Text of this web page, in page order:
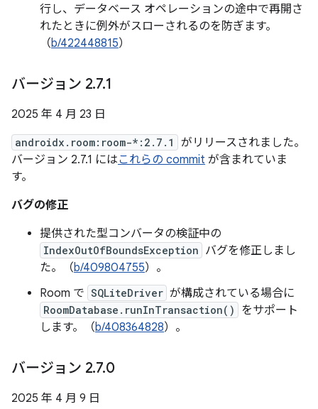
行し、データベース オペレーションの途中で再開さ
れたときに例外がスローされるのを防ぎます。
（b/422448815）
バージョン 2.7.1
2025 年 4 月 23 日
androidx.room:room-*:2.7.1
がリリースされました。
バージョン 2.7.1 にはこれらの commit が含まれていま
す。
バグの修正
提供された型コンバータの検証中の
IndexOutOfBoundsException バグを修正しまし
た。（b/409804755）。
Room で SQLiteDriver が構成されている場合に
RoomDatabase.runInTransaction()
をサポート
します。（b/408364828）。
バージョン 2.7.0
2025 年 4 月 9 日